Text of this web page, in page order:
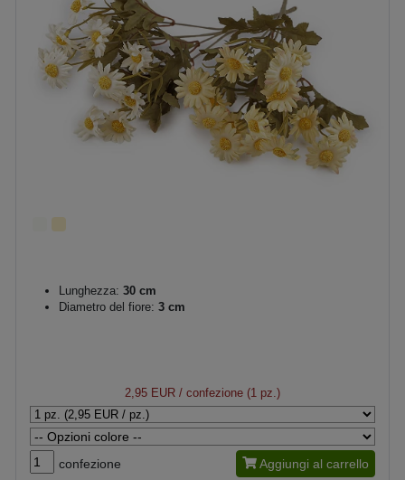
Lunghezza: 30 cm
Diametro del fiore: 3 cm
2,95 EUR / confezione (1 pz.)
confezione Aggiungi al carrello